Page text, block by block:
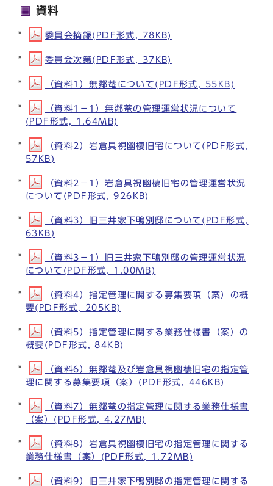
資料
委員会摘録(PDF形式, 78KB)
委員会次第(PDF形式, 37KB)
（資料1）無鄰菴について(PDF形式, 55KB)
（資料1－1）無鄰菴の管理運営状況について
(PDF形式, 1.64MB)
（資料2）岩倉具視幽棲旧宅について(PDF形式,
57KB)
（資料2－1）岩倉具視幽棲旧宅の管理運営状況
について(PDF形式, 926KB)
（資料3）旧三井家下鴨別邸について(PDF形式,
63KB)
（資料3－1）旧三井家下鴨別邸の管理運営状況
について(PDF形式, 1.00MB)
（資料4）指定管理に関する募集要項（案）の概
要(PDF形式, 205KB)
（資料5）指定管理に関する業務仕様書（案）の
概要(PDF形式, 84KB)
（資料6）無鄰菴及び岩倉具視幽棲旧宅の指定管
理に関する募集要項（案）(PDF形式, 446KB)
（資料7）無鄰菴の指定管理に関する業務仕様書
（案）(PDF形式, 4.27MB)
（資料8）岩倉具視幽棲旧宅の指定管理に関する
業務仕様書（案）(PDF形式, 1.72MB)
（資料9）旧三井家下鴨別邸の指定管理に関する